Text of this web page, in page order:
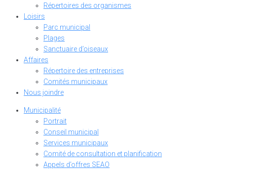
Répertoires des organismes
Loisirs
Parc municipal
Plages
Sanctuaire d’oiseaux
Affaires
Répertoire des entreprises
Comités municipaux
Nous joindre
Municipalité
Portrait
Conseil municipal
Services municipaux
Comité de consultation et planification
Appels d’offres SEAO